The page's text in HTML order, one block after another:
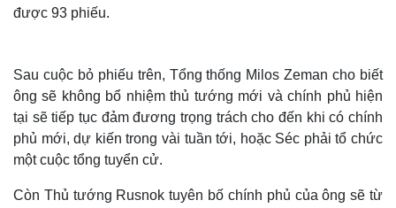
Quan sát
được 93 phiếu.
Sau cuộc bỏ phiếu trên, Tổng thống Milos Zeman cho biết
ông sẽ không bổ nhiệm thủ tướng mới và chính phủ hiện
tại sẽ tiếp tục đảm đương trọng trách cho đến khi có chính
phủ mới, dự kiến trong vài tuần tới, hoặc Séc phải tổ chức
một cuộc tổng tuyển cử.
Còn Thủ tướng Rusnok tuyên bố chính phủ của ông sẽ từ